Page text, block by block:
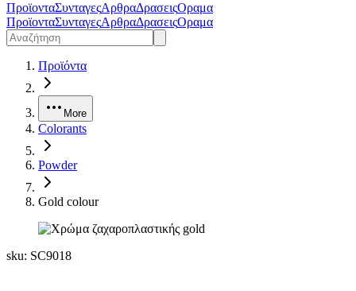
ΠροϊονταΣυνταγεςΑρθραΔρασειςΟραμα
ΠροϊονταΣυνταγεςΑρθραΔρασειςΟραμα
Προϊόντα
More
Colorants
Powder
Gold colour
sku: SC9018